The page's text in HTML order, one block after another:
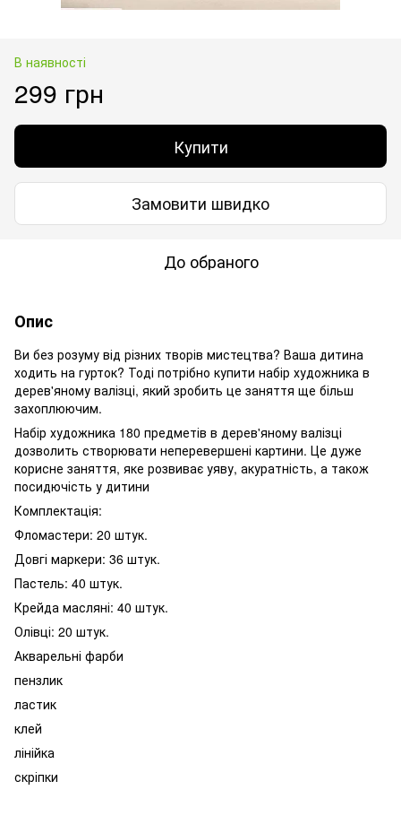
В наявності
299 грн
Купити
Замовити швидко
До обраного
Опис
Ви без розуму від різних творів мистецтва? Ваша дитина
ходить на гурток? Тоді потрібно купити набір художника в
дерев'яному валізці, який зробить це заняття ще більш
захоплюючим.
Набір художника 180 предметів в дерев'яному валізці
дозволить створювати неперевершені картини. Це дуже
корисне заняття, яке розвиває уяву, акуратність, а також
посидючість у дитини
Комплектація:
Фломастери: 20 штук.
Довгі маркери: 36 штук.
Пастель: 40 штук.
Крейда масляні: 40 штук.
Олівці: 20 штук.
Акварельні фарби
пензлик
ластик
клей
лінійка
скріпки